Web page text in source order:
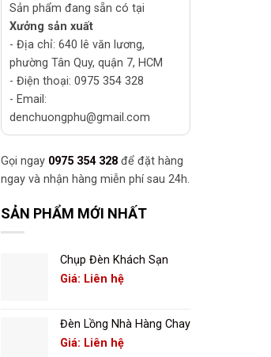
Sản phẩm đang sẵn có tại
Xưởng sản xuất
- Địa chỉ: 640 lê văn lương,
phường Tân Quy, quận 7, HCM
- Điện thoại: 0975 354 328
- Email:
denchuongphu@gmail.com
Gọi ngay 0975 354 328 để đặt hàng
ngay và nhận hàng miễn phí sau 24h.
SẢN PHẨM MỚI NHẤT
Chụp Đèn Khách Sạn
Giá: Liên hệ
Đèn Lồng Nhà Hàng Chay
Giá: Liên hệ